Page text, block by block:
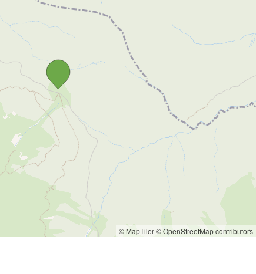
© MapTiler© OpenStreetMap contributors